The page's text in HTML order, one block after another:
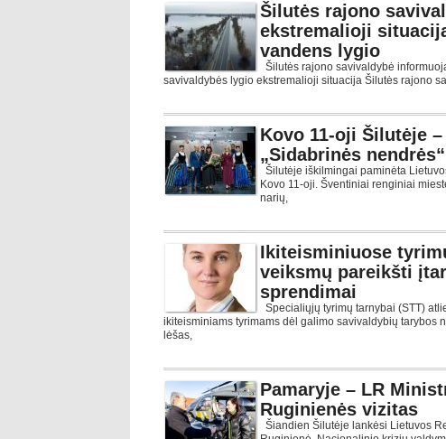
Šilutės rajono
ekstremalioji
vandens lygio
Šilutės rajono savivaldybė
savivaldybės lygio ekstremalioji situacija Šilutės rajono
Kovo 11-oji Šilutėje
„Sidabrinės
Šilutėje iškilmingai paminėta
Kovo 11-oji. Šventiniai renginiai
narių,
Ikiteisminiuose
veiksmų pareikšti
sprendimai
Specialiųjų tyrimų tarnybai (STT)
ikiteisminiams tyrimams dėl galimo savivaldybių tarybos
lėšas,
Pamaryje – LR
Ruginienės vizitas
Šiandien Šilutėje lankėsi Lietuvos